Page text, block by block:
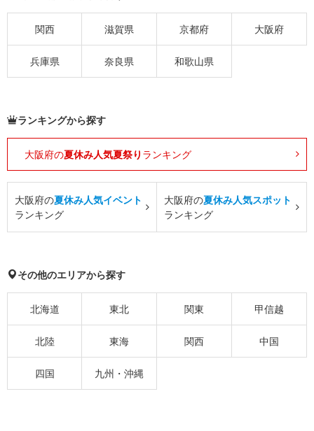
関西 滋賀県 京都府 大阪府
兵庫県 奈良県 和歌山県
ランキングから探す
大阪府の夏休み人気夏祭り ランキング
大阪府の夏休み人気イベント
ランキング
大阪府の夏休み人気スポット
ランキング
その他のエリアから探す
北海道 東北 関東 甲信越
北陸 東海 関西 中国
四国 九州・沖縄